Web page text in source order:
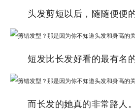
头发剪短以后，随随便便
短发比长发好看的最有名
而长发的她真的非常路人。